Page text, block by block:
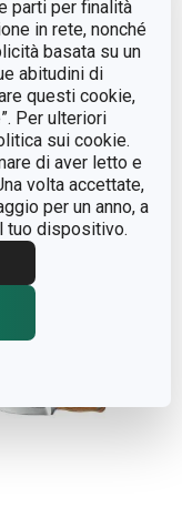
parti per finalità
in rete, nonché
basata su un
abitudini di
questi cookie,
Per ulteriori
sui cookie.
di aver letto e
volta accettate,
per un anno, a
tuo dispositivo.
FEELWOOD,